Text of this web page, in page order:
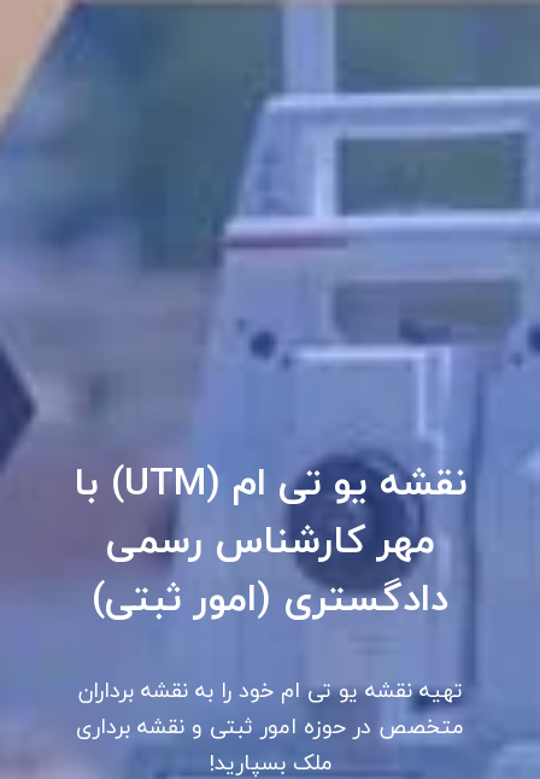
نقشه یو تی ام (UTM) با
مهر کارشناس رسمی
دادگستری (امور ثبتی)
تهیه نقشه یو تی ام خود را به نقشه برداران
متخصص در حوزه امور ثبتی و نقشه برداری
ملک بسپارید!